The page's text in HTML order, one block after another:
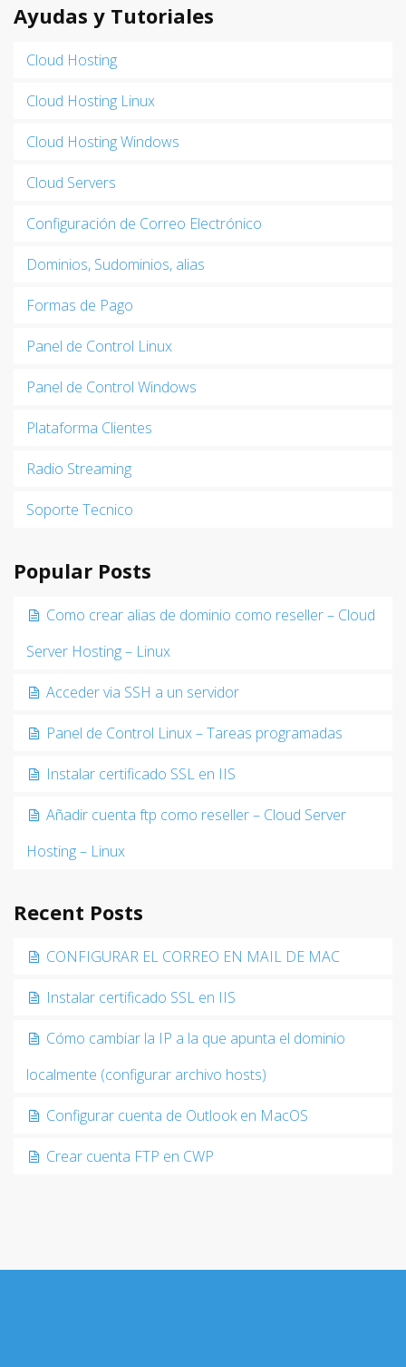
Ayudas y Tutoriales
Cloud Hosting
Cloud Hosting Linux
Cloud Hosting Windows
Cloud Servers
Configuración de Correo Electrónico
Dominios, Sudominios, alias
Formas de Pago
Panel de Control Linux
Panel de Control Windows
Plataforma Clientes
Radio Streaming
Soporte Tecnico
Popular Posts
Como crear alias de dominio como reseller – Cloud
Server Hosting – Linux
Acceder via SSH a un servidor
Panel de Control Linux – Tareas programadas
Instalar certificado SSL en IIS
Añadir cuenta ftp como reseller – Cloud Server
Hosting – Linux
Recent Posts
CONFIGURAR EL CORREO EN MAIL DE MAC
Instalar certificado SSL en IIS
Cómo cambiar la IP a la que apunta el dominio
localmente (configurar archivo hosts)
Configurar cuenta de Outlook en MacOS
Crear cuenta FTP en CWP